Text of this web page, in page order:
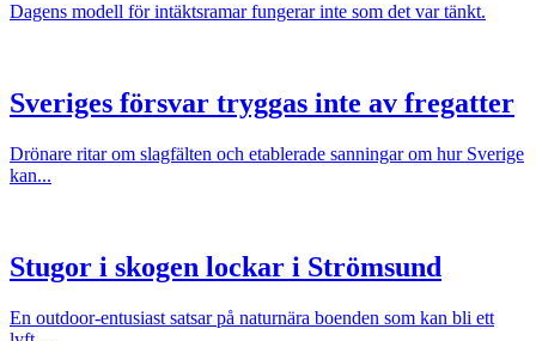
Dagens modell för intäktsramar fungerar inte som det var tänkt.
Sveriges försvar tryggas inte av fregatter
Drönare ritar om slagfälten och etablerade sanningar om hur Sverige
kan...
Stugor i skogen lockar i Strömsund
En outdoor-entusiast satsar på naturnära boenden som kan bli ett